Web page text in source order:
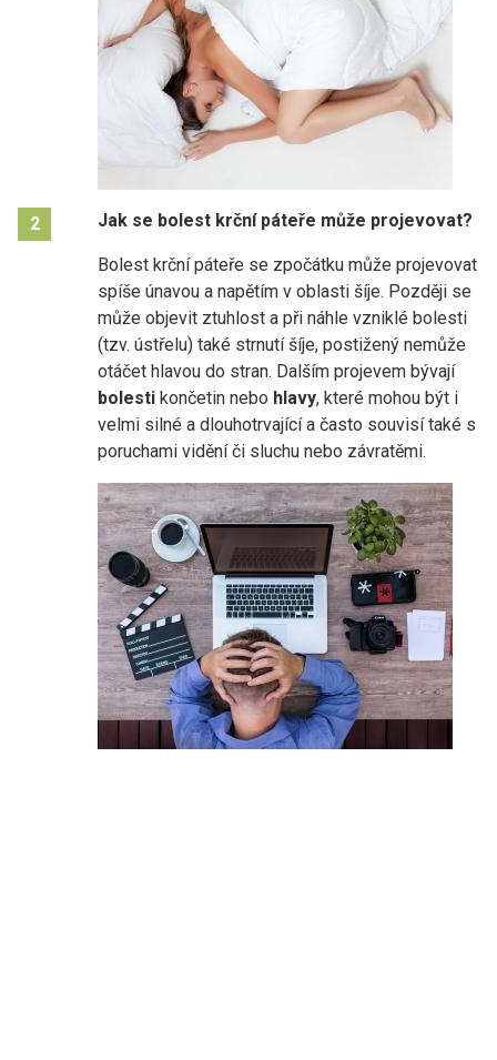
2 Jak se bolest krční páteře může projevovat?
Bolest krční páteře se zpočátku může projevovat
spíše únavou a napětím v oblasti šíje. Později se
může objevit ztuhlost a při náhle vzniklé bolesti
(tzv. ústřelu) také strnutí šíje, postižený nemůže
otáčet hlavou do stran. Dalším projevem bývají
bolesti končetin nebo hlavy, které mohou být i
velmi silné a dlouhotrvající a často souvisí také s
poruchami vidění či sluchu nebo závratěmi.